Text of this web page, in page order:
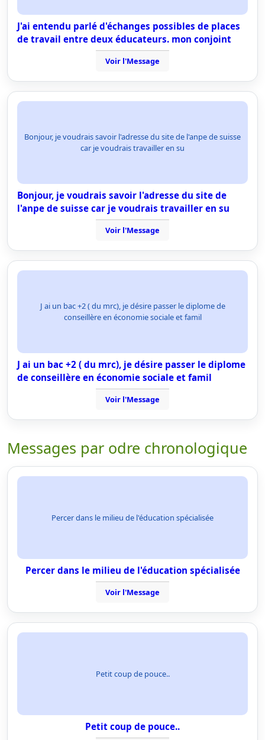
J'ai entendu parlé d'échanges possibles de places
de travail entre deux éducateurs. mon conjoint
Voir l'Message
Bonjour, je voudrais savoir l'adresse du site de l'anpe de suisse
car je voudrais travailler en su
Bonjour, je voudrais savoir l'adresse du site de
l'anpe de suisse car je voudrais travailler en su
Voir l'Message
J ai un bac +2 ( du mrc), je désire passer le diplome de
conseillère en économie sociale et famil
J ai un bac +2 ( du mrc), je désire passer le diplome
de conseillère en économie sociale et famil
Voir l'Message
Messages par odre chronologique
Percer dans le milieu de l'éducation spécialisée
Percer dans le milieu de l'éducation spécialisée
Voir l'Message
Petit coup de pouce..
Petit coup de pouce..